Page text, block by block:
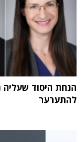
הנחת היסוד שעליה
להתערער